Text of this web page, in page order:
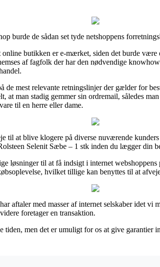
burde de sådan set tyde netshoppens
butikken er e-mærket, siden det burde
af fagfolk der har den nødvendige
mest relevante retningslinjer der gælder for
at man stadig gemmer sin ordremail, således
til en herre eller dame.
til at blive klogere på diverse nuværende
Selenit Sæbe – 1 stk inden du lægger din
løsninger til at få indsigt i internet
hvilket tillige kan benyttes til at
aftaler med masser af internet selskaber idet vi
foretager en transaktion.
men det er umuligt for os at give garantier